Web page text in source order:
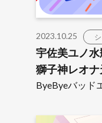
2023.10.25
宇佐美ユノ
獅子神レオ
ByeByeバッド